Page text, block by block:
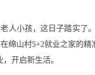
人小孩，这日子踏实了
绵山村5+2就业之家的
开启新生活。